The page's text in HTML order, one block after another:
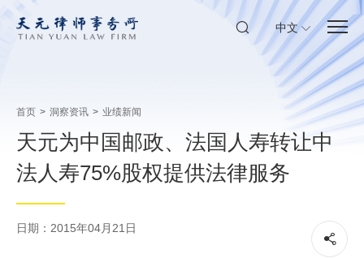
中文
首页 > 洞察资讯 > 业绩新闻
天元为中国邮政、法国人寿转让中
法人寿75%股权提供法律服务
日期：2015年04月21日